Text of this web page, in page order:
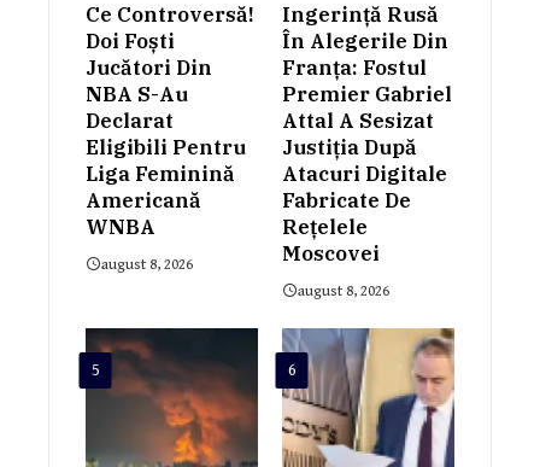
Ce Controversă!
Doi Foști
Jucători Din
NBA S-Au
Declarat
Eligibili Pentru
Liga Feminină
Americană
WNBA
august 8, 2026
Ingerință Rusă
În Alegerile Din
Franța: Fostul
Premier Gabriel
Attal A Sesizat
Justiția După
Atacuri Digitale
Fabricate De
Rețelele
Moscovei
august 8, 2026
5 6